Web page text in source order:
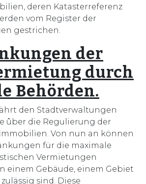
deren Katasterreferenz
vom Register der
gestrichen.
der
durch
Behörden.
den Stadtverwaltungen
ûber die Regulierung der
Von nun an können
für die maximale
Vermietungen
einem Gebäude, einem Gebiet
sind. Diese